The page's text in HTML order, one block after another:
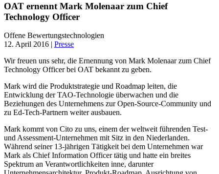
OAT ernennt Mark Molenaar zum Chief
Technology Officer
Offene Bewertungstechnologien
12. April 2016 | Presse
Wir freuen uns sehr, die Ernennung von Mark Molenaar zum Chief
Technology Officer bei OAT bekannt zu geben.
Mark wird die Produktstrategie und Roadmap leiten, die
Entwicklung der TAO-Technologie überwachen und die
Beziehungen des Unternehmens zur Open-Source-Community und
zu Ed-Tech-Partnern weiter ausbauen.
Mark kommt von Cito zu uns, einem der weltweit führenden Test-
und Assessment-Unternehmen mit Sitz in den Niederlanden.
Während seiner 13-jährigen Tätigkeit bei dem Unternehmen war
Mark als Chief Information Officer tätig und hatte ein breites
Spektrum an Verantwortlichkeiten inne, darunter